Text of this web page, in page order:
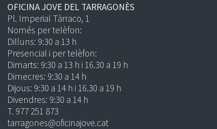
OFICINA JOVE DEL TARRAGONÈS
Pl. Imperial Tàrraco, 1
Només per telèfon:
Dilluns: 9:30 a 13 h
Presencial i per telèfon:
Dimarts: 9:30 a 13 h i 16.30 a 19 h
Dimecres: 9:30 a 14 h
Dijous: 9:30 a 14 h i 16.30 a 19 h
Divendres: 9:30 a 14 h
T. 977 251 873
tarragones@oficinajove.cat